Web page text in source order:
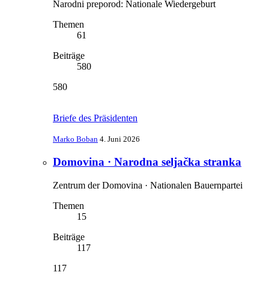
Narodni preporod: Nationale Wiedergeburt
Themen
61
Beiträge
580
580
Briefe des Präsidenten
Marko Boban 4. Juni 2026
Domovina · Narodna seljačka stranka
Zentrum der Domovina · Nationalen Bauernpartei
Themen
15
Beiträge
117
117